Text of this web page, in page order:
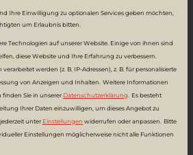
Ausstattung und gut
Grundrisse sind ein
von EPADO. Zudem sorgen
Fensterflächen für sehr gute
in den Wohnungen.
Ihre Einwilligung zu optionalen Services geben möchten,
um Erlaubnis bitten.
Technologien auf unserer Website. Einige von ihnen sind
diese Website und Ihre Erfahrung zu verbessern.
werden (z. B. IP-Adressen), z. B. für personalisierte
von Anzeigen und Inhalten. Weitere Informationen
Sie in unserer Datenschutzerklärung. Es besteht
Ihrer Daten einzuwilligen, um dieses Angebot zu
unter Einstellungen widerrufen oder anpassen. Bitte
Einstellungen möglicherweise nicht alle Funktionen